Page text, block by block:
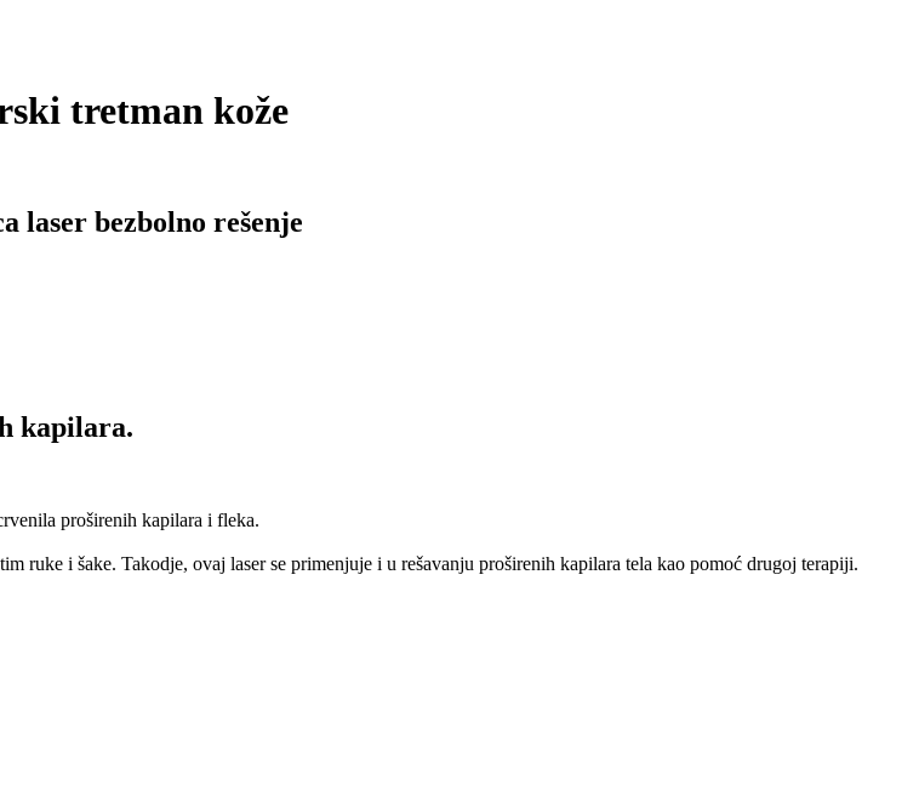
tretman kože
laser bezbolno rešenje
kapilara.
proširenih kapilara i fleka.
ruke i šake. Takodje, ovaj laser se primenjuje i u rešavanju proširenih kapilara tela kao pomoć drugoj terapiji.